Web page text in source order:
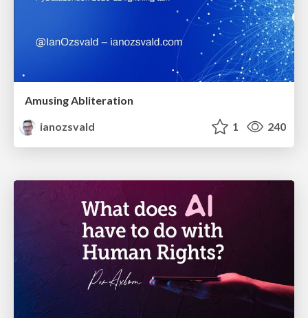
Amusing Abliteration
ianozsvald
1 240